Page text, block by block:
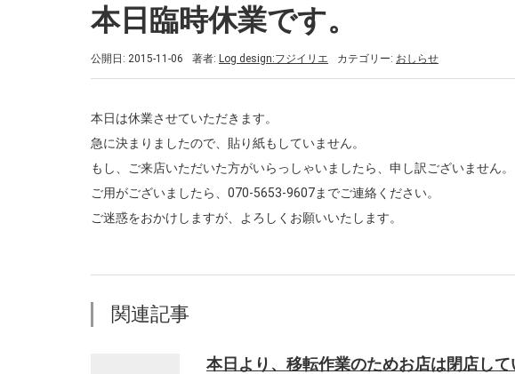
本日臨時休業です。
公開日: 2015-11-06 著者: Log design:フジイリエ カテゴリー: おしらせ
本日は休業させていただきます。
急に決まりましたので、貼り紙もしていません。
もし、ご来店いただいた方がいらっしゃいましたら、申し訳ございません。
ご用がございましたら、070-5653-9607までご連絡ください。
ご迷惑をおかけしますが、よろしくお願いいたします。
関連記事
本日より、移転作業のためお店は閉店して